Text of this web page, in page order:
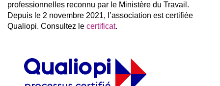
AGRIBIO 06 est un organisme de formations
professionnelles reconnu par le Ministère du Travail.
Depuis le 2 novembre 2021, l’association est certifiée